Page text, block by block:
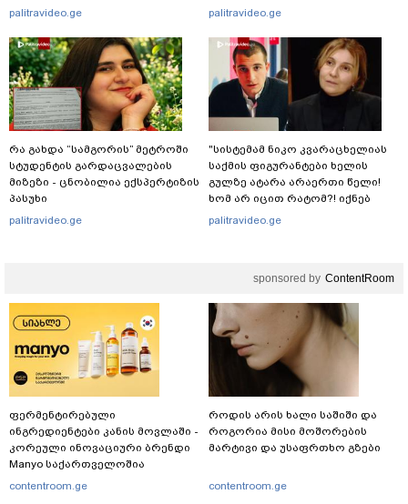
არასრულწლოვნებს?
palitravideo.ge
რა გახდა “სამგორის” მეტროში
სტუდენტის გარდაცვალების
მიზეზი - ცნობილია ექსპერტიზის
პასუხი
palitravideo.ge
palitravideo.ge
"სისტემამ ნიკო კვარაცხელიას
საქმის ფიგურანტები ხელის
გულზე ატარა არაერთი წელი!
ხომ არ იცით რატომ?! იქნებ
იმიტომ რომ თავად
palitravideo.ge
sponsored by ContentRoom
ფერმენტირებული
ინგრედიენტები კანის მოვლაში -
კორეული ინოვაციური ბრენდი
Manyo საქართველოშია
contentroom.ge
როდის არის ხალი საშიში და
როგორია მისი მოშორების
მარტივი და უსაფრთხო გზები
contentroom.ge